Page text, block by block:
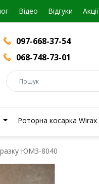
Вiдео Відгуки Акції
097-668-37-54
068-748-73-01
Роторна косарка Wirax
ЮМЗ-8040